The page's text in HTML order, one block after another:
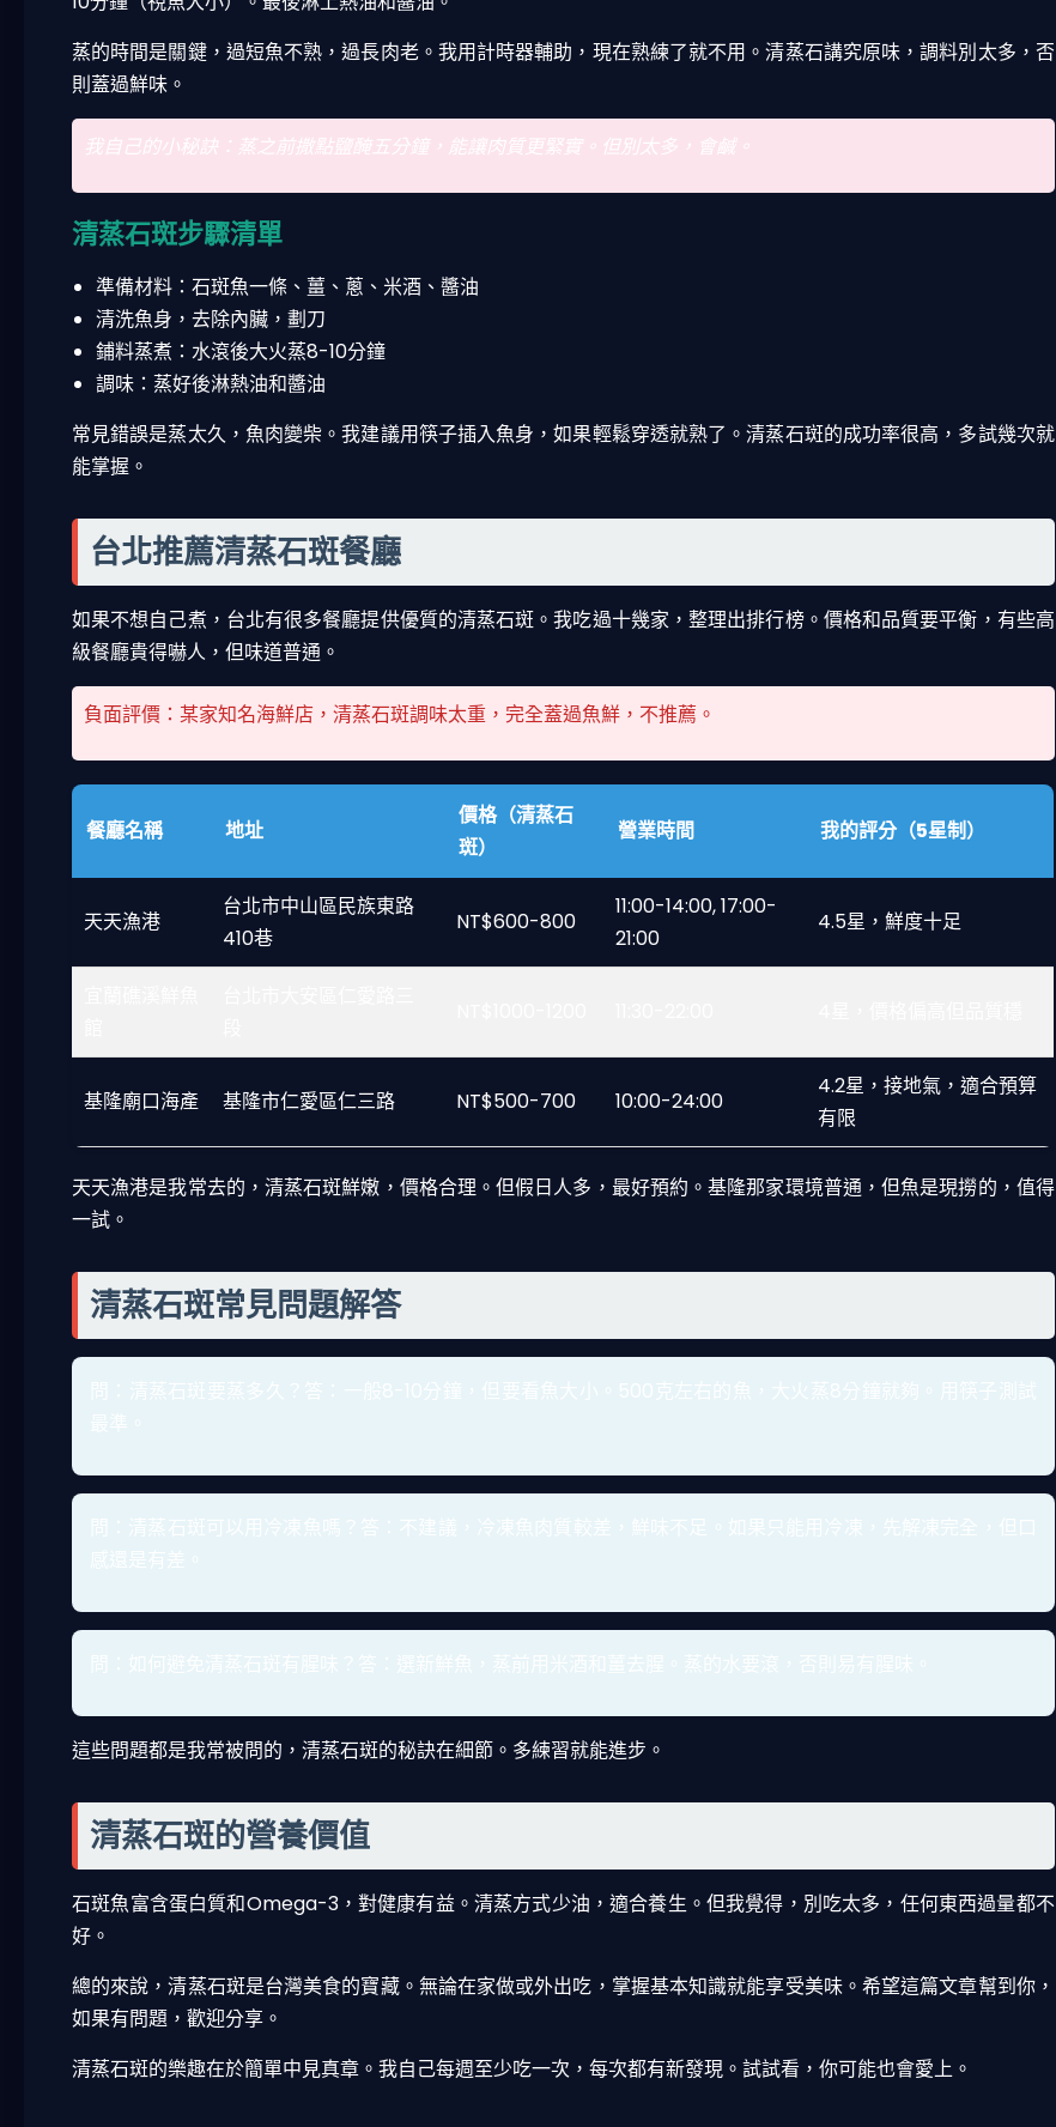
蒸的時間是關鍵，過短魚不熟，過長肉老。我用計時器輔助，現在熟練了就不用。清蒸石講究原味，調料別太多，否
則蓋過鮮味。
我自己的小秘訣：蒸之前撒點鹽醃五分鐘，能讓肉質更緊實。但別太多，會鹹。
清蒸石斑步驟清單
準備材料：石斑魚一條、薑、蔥、米酒、醬油
清洗魚身，去除內臟，劃刀
鋪料蒸煮：水滾後大火蒸8-10分鐘
調味：蒸好後淋熱油和醬油
常見錯誤是蒸太久，魚肉變柴。我建議用筷子插入魚身，如果輕鬆穿透就熟了。清蒸石斑的成功率很高，多試幾次就
能掌握。
台北推薦清蒸石斑餐廳
如果不想自己煮，台北有很多餐廳提供優質的清蒸石斑。我吃過十幾家，整理出排行榜。價格和品質要平衡，有些高
級餐廳貴得嚇人，但味道普通。
負面評價：某家知名海鮮店，清蒸石斑調味太重，完全蓋過魚鮮，不推薦。
餐廳名稱 地址
價格（清蒸石
斑）
營業時間 我的評分（5星制）
天天漁港
台北市中山區民族東路
410巷
NT$600-800
11:00-14:00, 17:00-
21:00
4.5星，鮮度十足
基隆廟口海產 基隆市仁愛區仁三路 NT$500-700 10:00-24:00
4.2星，接地氣，適合預算
有限
天天漁港是我常去的，清蒸石斑鮮嫩，價格合理。但假日人多，最好預約。基隆那家環境普通，但魚是現撈的，值得
一試。
清蒸石斑常見問題解答
這些問題都是我常被問的，清蒸石斑的秘訣在細節。多練習就能進步。
清蒸石斑的營養價值
石斑魚富含蛋白質和Omega-3，對健康有益。清蒸方式少油，適合養生。但我覺得，別吃太多，任何東西過量都不
好。
總的來說，清蒸石斑是台灣美食的寶藏。無論在家做或外出吃，掌握基本知識就能享受美味。希望這篇文章幫到你，
如果有問題，歡迎分享。
清蒸石斑的樂趣在於簡單中見真章。我自己每週至少吃一次，每次都有新發現。試試看，你可能也會愛上。